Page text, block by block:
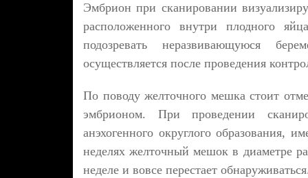
Эмбрион при сканировании
расположенного внутри плодного
подозревать неразвивающуюся
осуществляется после проведения
По поводу желточного мешка стоит
эмбрионом. При проведении
анэхогенного округлого образования,
неделях желточный мешок в диаметре
неделе и вовсе перестает